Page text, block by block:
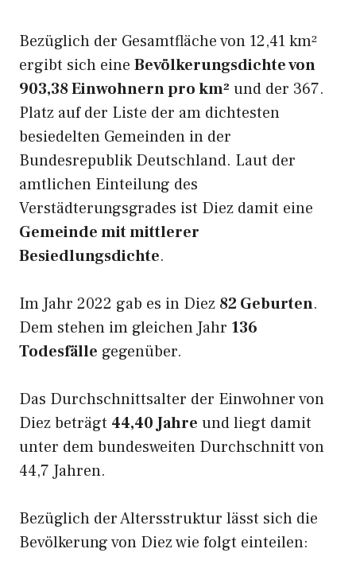
Bezüglich der Gesamtfläche von 12,41 km²
ergibt sich eine Bevölkerungsdichte von
903,38 Einwohnern pro km² und der 367.
Platz auf der Liste der am dichtesten
besiedelten Gemeinden in der
Bundesrepublik Deutschland. Laut der
amtlichen Einteilung des
Verstädterungsgrades ist Diez damit eine
Gemeinde mit mittlerer
Besiedlungsdichte.
Im Jahr 2022 gab es in Diez 82 Geburten.
Dem stehen im gleichen Jahr 136
Todesfälle gegenüber.
Das Durchschnittsalter der Einwohner von
Diez beträgt 44,40 Jahre und liegt damit
unter dem bundesweiten Durchschnitt von
44,7 Jahren.
Bezüglich der Altersstruktur lässt sich die
Bevölkerung von Diez wie folgt einteilen: